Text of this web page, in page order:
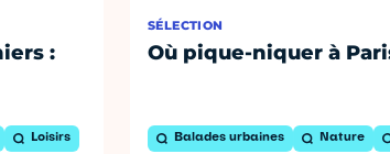
:
Loisirs
SÉLECTION
Où pique-niquer à
Balades urbaines Nature